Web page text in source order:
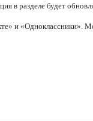
в разделе будет
и «Одноклассники».